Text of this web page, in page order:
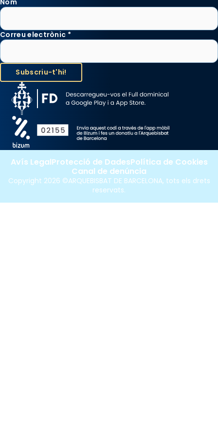
Correu electrònic *
Copyright 2026 ©ARQUEBISBAT DE BARCELONA, tots els drets
reservats.
Avís LegalProtecció de DadesPolítica de Cookies
Canal de denúncia